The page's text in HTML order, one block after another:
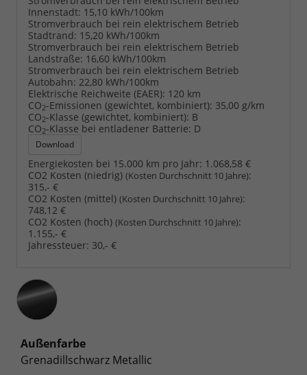
Innenstadt: 15,10 kWh/100km
Stromverbrauch bei rein elektrischem Betrieb
Stadtrand: 15,20 kWh/100km
Stromverbrauch bei rein elektrischem Betrieb
Landstraße: 16,60 kWh/100km
Stromverbrauch bei rein elektrischem Betrieb
Autobahn: 22,80 kWh/100km
Elektrische Reichweite (EAER): 120 km
CO2-Emissionen (gewichtet, kombiniert): 35,00 g/km
CO2-Klasse (gewichtet, kombiniert): B
CO2-Klasse bei entladener Batterie: D
Download
Energiekosten bei 15.000 km pro Jahr: 1.068,58 €
CO2 Kosten (niedrig) (Kosten Durchschnitt 10 Jahre):
315,- €
CO2 Kosten (mittel) (Kosten Durchschnitt 10 Jahre):
748,12 €
CO2 Kosten (hoch) (Kosten Durchschnitt 10 Jahre):
1.155,- €
Jahressteuer: 30,- €
Außenfarbe
Grenadillschwarz Metallic